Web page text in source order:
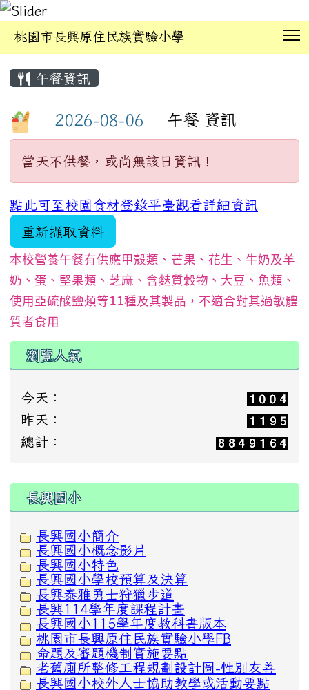
桃園市長興原住民族實驗小學
午餐資訊
午餐 資訊
當天不供餐，或尚無該日資訊！
點此可至校園食材登錄平臺觀看詳細資訊
重新擷取資料
本校營養午餐有供應甲殼類、芒果、花生、牛奶及羊
奶、蛋、堅果類、芝麻、含麩質穀物、大豆、魚類、
使用亞硫酸鹽類等11種及其製品，不適合對其過敏體
質者食用
瀏覽人氣
今天：
昨天：
總計：
:::
長興國小
長興國小簡介
長興國小概念影片
長興國小特色
長興國小學校預算及決算
長興泰雅勇士狩獵步道
長興114學年度課程計畫
長興國小115學年度教科書版本
桃園市長興原住民族實驗小學FB
命題及審題機制實施要點
老舊廁所整修工程規劃設計圖-性別友善
長興國小校外人士協助教學或活動要點